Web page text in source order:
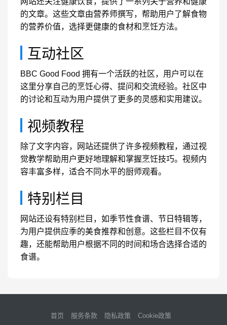
的文章。这些文章由营养师撰写，帮助用户了解食物
的营养价值，选择更健康的食材和烹饪方法。
互动社区
BBC Good Food 拥有一个活跃的社区，用户可以在
这里分享自己的烹饪心得、提问和交流经验。社区中
的讨论和互动为用户提供了更多的灵感和实用建议。
视频教程
除了文字内容，网站还提供了许多视频教程，通过视
觉教学帮助用户更好地理解和掌握烹饪技巧。视频内
容丰富多样，适合不同水平的厨师观看。
特别栏目
网站还设有特别栏目，如季节性食谱、节日特辑等，
为用户提供应季的美食推荐和创意。这些栏目不仅有
趣，还能帮助用户根据不同的时间和场合选择合适的
食谱。
首页 服务条款 隐私政策 Cookie政策